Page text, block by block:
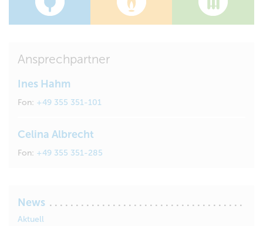
Ansprechpartner
Ines Hahm
Fon: +49 355 351-101
Celina Albrecht
Fon: +49 355 351-285
News
Aktuell